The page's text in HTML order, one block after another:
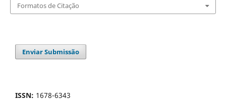
Formatos de Citação
Enviar Submissão
ISSN: 1678-6343